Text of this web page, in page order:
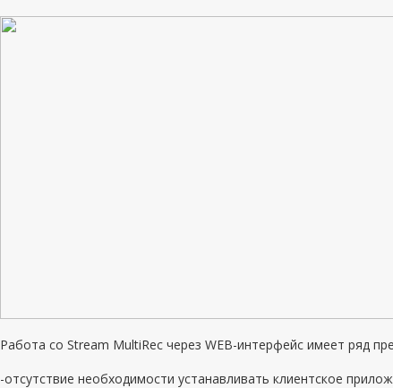
Работа со Stream MultiRec через WEB-интерфейс имеет ряд
-отсутствие необходимости устанавливать клиентское